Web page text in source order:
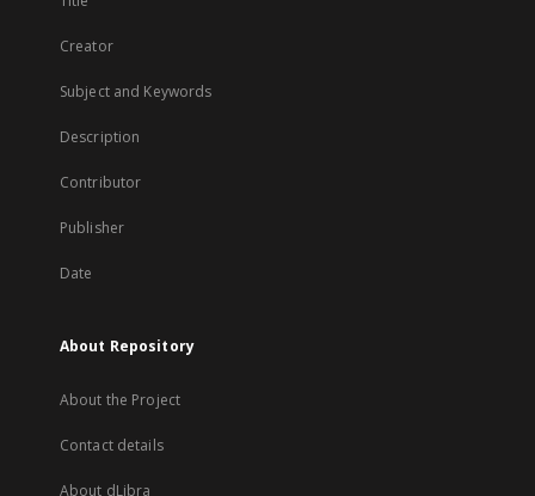
Creator
Subject and Keywords
Description
Contributor
Publisher
Date
About Repository
About the Project
Contact details
About dLibra